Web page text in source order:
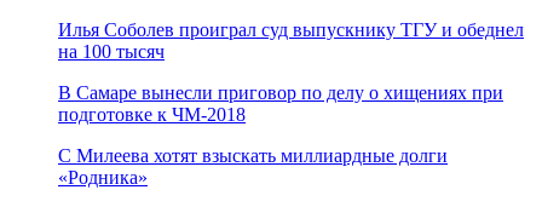
Илья Соболев проиграл суд выпускнику ТГУ и обеднел
на 100 тысяч
В Самаре вынесли приговор по делу о хищениях при
подготовке к ЧМ-2018
С Милеева хотят взыскать миллиардные долги
«Родника»